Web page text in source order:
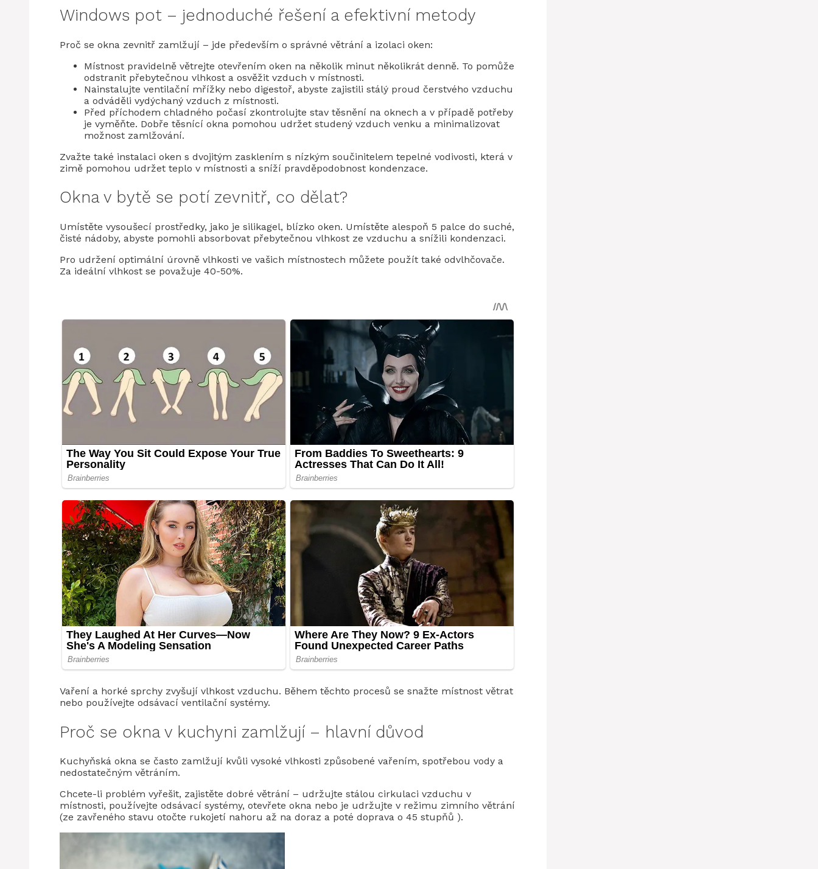
Windows pot – jednoduché řešení a efektivní metody
Proč se okna zevnitř zamlžují – jde především o správné větrání a izolaci oken:
Místnost pravidelně větrejte otevřením oken na několik minut několikrát denně. To pomůže
odstranit přebytečnou vlhkost a osvěžit vzduch v místnosti.
Nainstalujte ventilační mřížky nebo digestoř, abyste zajistili stálý proud čerstvého vzduchu
a odváděli vydýchaný vzduch z místnosti.
Před příchodem chladného počasí zkontrolujte stav těsnění na oknech a v případě potřeby
je vyměňte. Dobře těsnící okna pomohou udržet studený vzduch venku a minimalizovat
možnost zamlžování.
Zvažte také instalaci oken s dvojitým zasklením s nízkým součinitelem tepelné vodivosti, která v
zimě pomohou udržet teplo v místnosti a sníží pravděpodobnost kondenzace.
Okna v bytě se potí zevnitř, co dělat?
Umístěte vysoušecí prostředky, jako je silikagel, blízko oken. Umístěte alespoň 5 palce do suché,
čisté nádoby, abyste pomohli absorbovat přebytečnou vlhkost ze vzduchu a snížili kondenzaci.
Pro udržení optimální úrovně vlhkosti ve vašich místnostech můžete použít také odvlhčovače.
Za ideální vlhkost se považuje 40-50%.
Vaření a horké sprchy zvyšují vlhkost vzduchu. Během těchto procesů se snažte místnost větrat
nebo používejte odsávací ventilační systémy.
Proč se okna v kuchyni zamlžují – hlavní důvod
Kuchyňská okna se často zamlžují kvůli vysoké vlhkosti způsobené vařením, spotřebou vody a
nedostatečným větráním.
Chcete-li problém vyřešit, zajistěte dobré větrání – udržujte stálou cirkulaci vzduchu v
místnosti, používejte odsávací systémy, otevřete okna nebo je udržujte v režimu zimního větrání
(ze zavřeného stavu otočte rukojetí nahoru až na doraz a poté doprava o 45 stupňů ).